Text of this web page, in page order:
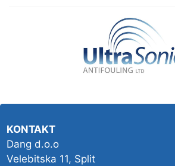
KONTAKT
Dang d.o.o
Velebitska 11, Split